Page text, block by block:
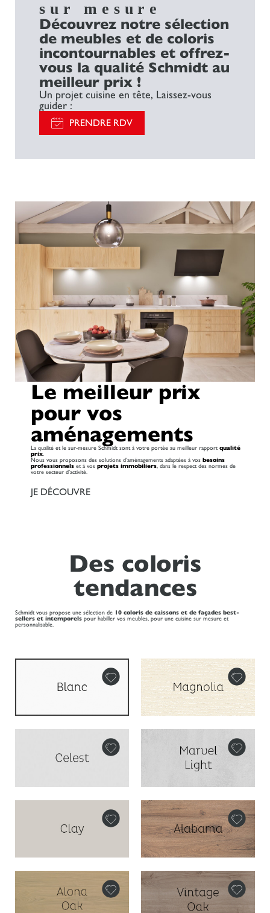
sur mesure
Découvrez notre sélection
de meubles et de coloris
incontournables et offrez-
vous la qualité Schmidt au
meilleur prix !
Un projet cuisine en tête, Laissez-vous
guider :
PRENDRE RDV
Le meilleur prix
pour vos
aménagements
La qualité et le sur-mesure Schmidt sont à votre portée au meilleur rapport qualité
prix
Nous vous proposons des solutions d’aménagements adaptées à vos besoins
professionnels et à vos projets immobiliers , dans le respect des normes de
votre secteur d’activité.
JE DÉCOUVRE
Des coloris
tendances
Schmidt vous propose une sélection de 10 coloris de caissons et de façades best-
sellers et intemporels pour habiller vos meubles, pour une cuisine sur mesure et
personnalisable.